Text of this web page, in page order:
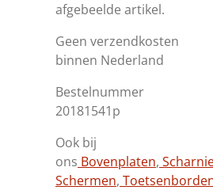
afgebeelde artikel.
Geen verzendkosten
binnen Nederland
Bestelnummer
20181541p
Ook bij
ons Bovenplaten,
Schermen,